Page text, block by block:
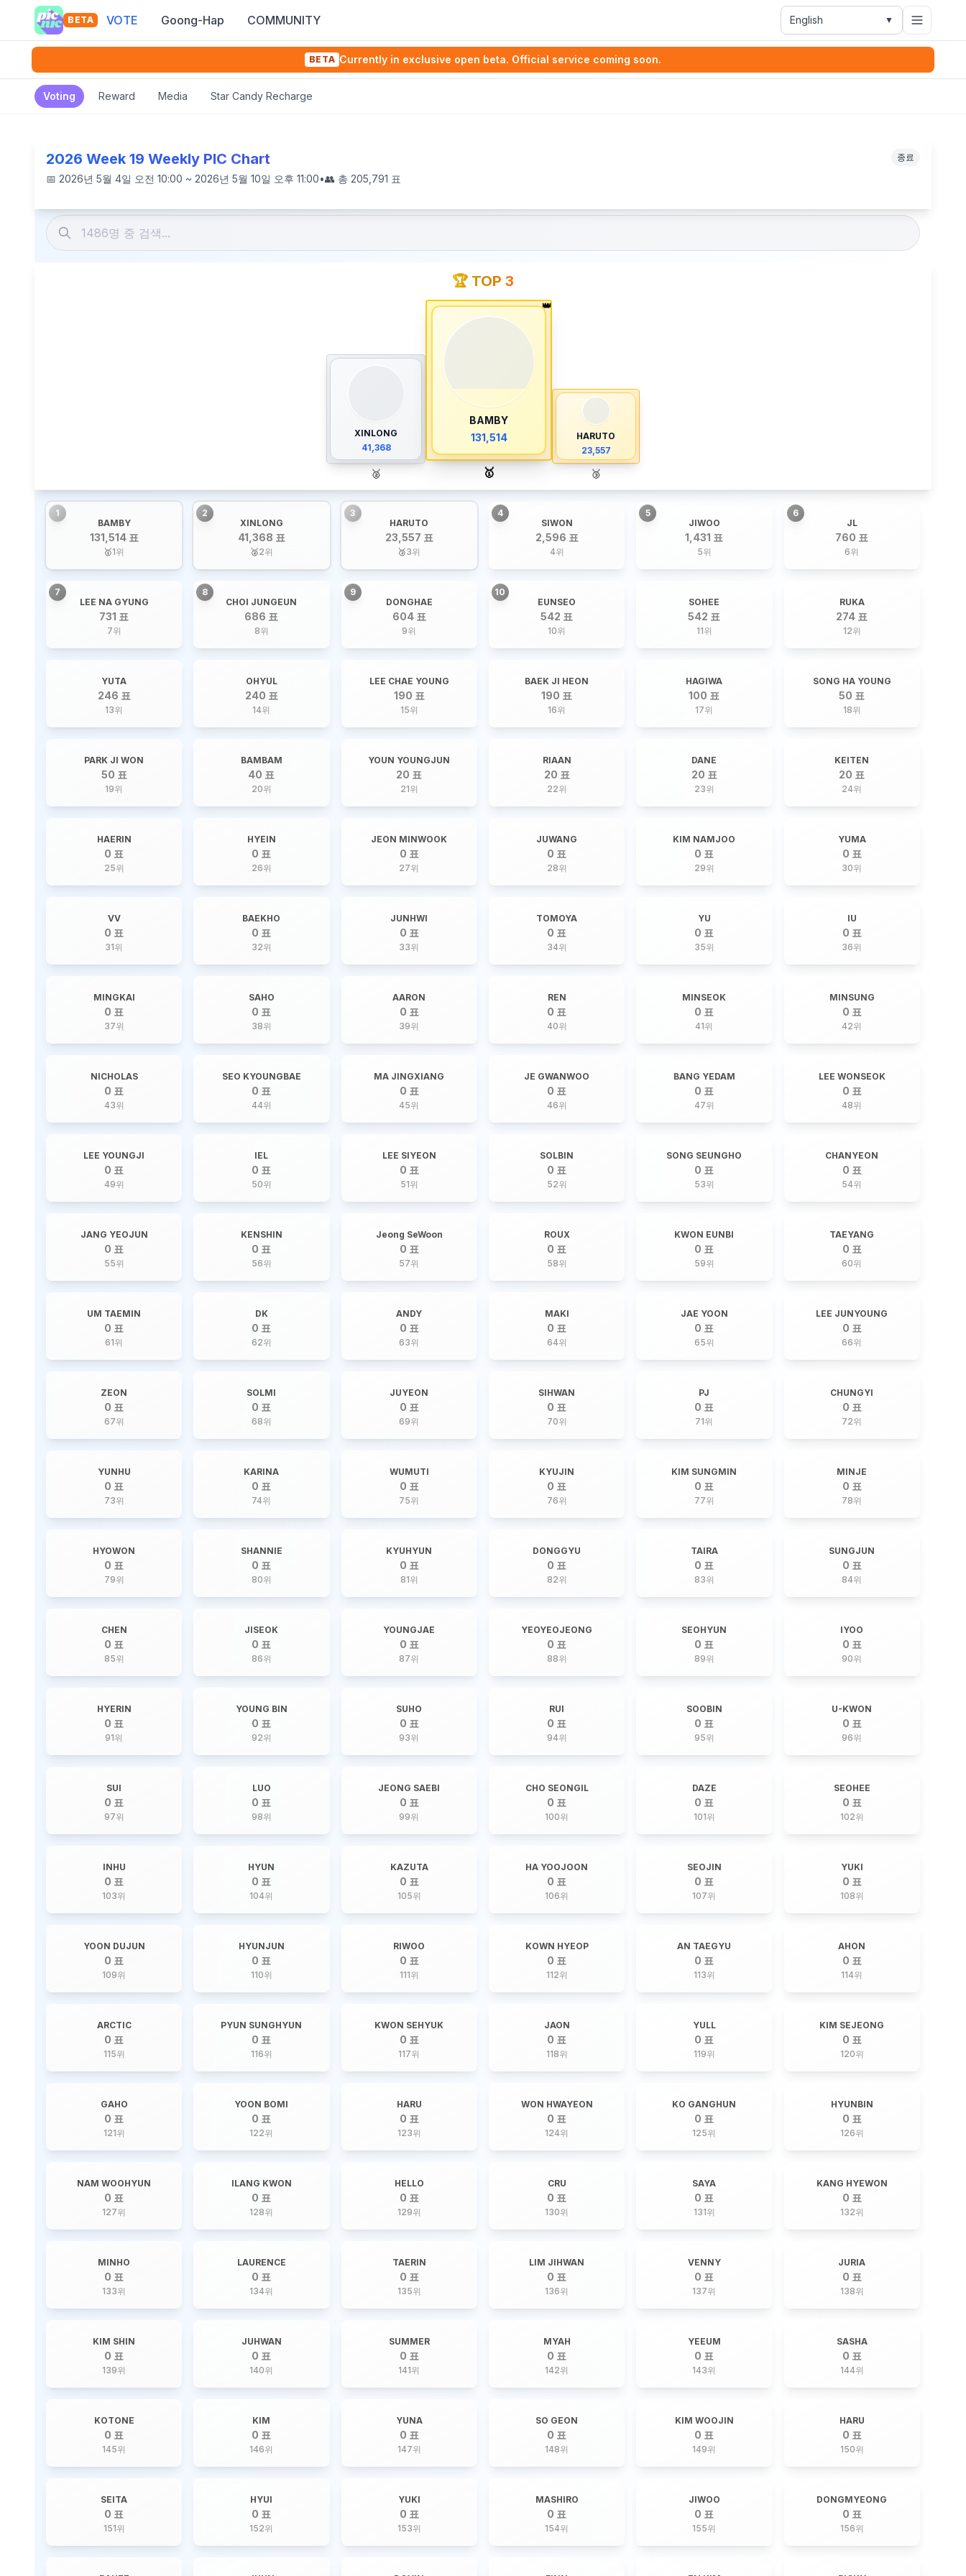
BETA VOTE Goong-Hap COMMUNITY English ▼
BETA Currently in exclusive open beta. Official service coming soon.
Voting Reward Media Star Candy Recharge
2026 Week 19 Weekly PIC Chart 종료
📅 2026년 5월 4일 오전 10:00 ~ 2026년 5월 10일 오후 11:00•👥 총 205,791 표
🏆 TOP 3
XINLONG
41,368
🥈
👑
BAMBY
131,514
🥇
HARUTO
23,557
🥉
1
BAMBY
131,514 표
🥇1위
2
XINLONG
41,368 표
🥈2위
3
HARUTO
23,557 표
🥉3위
4
SIWON
2,596 표
4위
5
JIWOO
1,431 표
5위
6
JL
760 표
6위
7
LEE NA GYUNG
731 표
7위
8
CHOI JUNGEUN
686 표
8위
9
DONGHAE
604 표
9위
10
EUNSEO
542 표
10위
SOHEE
542 표
11위
RUKA
274 표
12위
YUTA
246 표
13위
OHYUL
240 표
14위
LEE CHAE YOUNG
190 표
15위
BAEK JI HEON
190 표
16위
HAGIWA
100 표
17위
SONG HA YOUNG
50 표
18위
PARK JI WON
50 표
19위
BAMBAM
40 표
20위
YOUN YOUNGJUN
20 표
21위
RIAAN
20 표
22위
DANE
20 표
23위
KEITEN
20 표
24위
HAERIN
0 표
25위
HYEIN
0 표
26위
JEON MINWOOK
0 표
27위
JUWANG
0 표
28위
KIM NAMJOO
0 표
29위
YUMA
0 표
30위
VV
0 표
31위
BAEKHO
0 표
32위
JUNHWI
0 표
33위
TOMOYA
0 표
34위
YU
0 표
35위
IU
0 표
36위
MINGKAI
0 표
37위
SAHO
0 표
38위
AARON
0 표
39위
REN
0 표
40위
MINSEOK
0 표
41위
MINSUNG
0 표
42위
NICHOLAS
0 표
43위
SEO KYOUNGBAE
0 표
44위
MA JINGXIANG
0 표
45위
JE GWANWOO
0 표
46위
BANG YEDAM
0 표
47위
LEE WONSEOK
0 표
48위
LEE YOUNGJI
0 표
49위
IEL
0 표
50위
LEE SIYEON
0 표
51위
SOLBIN
0 표
52위
SONG SEUNGHO
0 표
53위
CHANYEON
0 표
54위
JANG YEOJUN
0 표
55위
KENSHIN
0 표
56위
Jeong SeWoon
0 표
57위
ROUX
0 표
58위
KWON EUNBI
0 표
59위
TAEYANG
0 표
60위
UM TAEMIN
0 표
61위
DK
0 표
62위
ANDY
0 표
63위
MAKI
0 표
64위
JAE YOON
0 표
65위
LEE JUNYOUNG
0 표
66위
ZEON
0 표
67위
SOLMI
0 표
68위
JUYEON
0 표
69위
SIHWAN
0 표
70위
PJ
0 표
71위
CHUNGYI
0 표
72위
YUNHU
0 표
73위
KARINA
0 표
74위
WUMUTI
0 표
75위
KYUJIN
0 표
76위
KIM SUNGMIN
0 표
77위
MINJE
0 표
78위
HYOWON
0 표
79위
SHANNIE
0 표
80위
KYUHYUN
0 표
81위
DONGGYU
0 표
82위
TAIRA
0 표
83위
SUNGJUN
0 표
84위
CHEN
0 표
85위
JISEOK
0 표
86위
YOUNGJAE
0 표
87위
YEOYEOJEONG
0 표
88위
SEOHYUN
0 표
89위
IYOO
0 표
90위
HYERIN
0 표
91위
YOUNG BIN
0 표
92위
SUHO
0 표
93위
RUI
0 표
94위
SOOBIN
0 표
95위
U-KWON
0 표
96위
SUI
0 표
97위
LUO
0 표
98위
JEONG SAEBI
0 표
99위
CHO SEONGIL
0 표
100위
DAZE
0 표
101위
SEOHEE
0 표
102위
INHU
0 표
103위
HYUN
0 표
104위
KAZUTA
0 표
105위
HA YOOJOON
0 표
106위
SEOJIN
0 표
107위
YUKI
0 표
108위
YOON DUJUN
0 표
109위
HYUNJUN
0 표
110위
RIWOO
0 표
111위
KOWN HYEOP
0 표
112위
AN TAEGYU
0 표
113위
AHON
0 표
114위
ARCTIC
0 표
115위
PYUN SUNGHYUN
0 표
116위
KWON SEHYUK
0 표
117위
JAON
0 표
118위
YULL
0 표
119위
KIM SEJEONG
0 표
120위
GAHO
0 표
121위
YOON BOMI
0 표
122위
HARU
0 표
123위
WON HWAYEON
0 표
124위
KO GANGHUN
0 표
125위
HYUNBIN
0 표
126위
NAM WOOHYUN
0 표
127위
ILANG KWON
0 표
128위
HELLO
0 표
129위
CRU
0 표
130위
SAYA
0 표
131위
KANG HYEWON
0 표
132위
MINHO
0 표
133위
LAURENCE
0 표
134위
TAERIN
0 표
135위
LIM JIHWAN
0 표
136위
VENNY
0 표
137위
JURIA
0 표
138위
KIM SHIN
0 표
139위
JUHWAN
0 표
140위
SUMMER
0 표
141위
MYAH
0 표
142위
YEEUM
0 표
143위
SASHA
0 표
144위
KOTONE
0 표
145위
KIM
0 표
146위
YUNA
0 표
147위
SO GEON
0 표
148위
KIM WOOJIN
0 표
149위
HARU
0 표
150위
SEITA
0 표
151위
HYUI
0 표
152위
YUKI
0 표
153위
MASHIRO
0 표
154위
JIWOO
0 표
155위
DONGMYEONG
0 표
156위